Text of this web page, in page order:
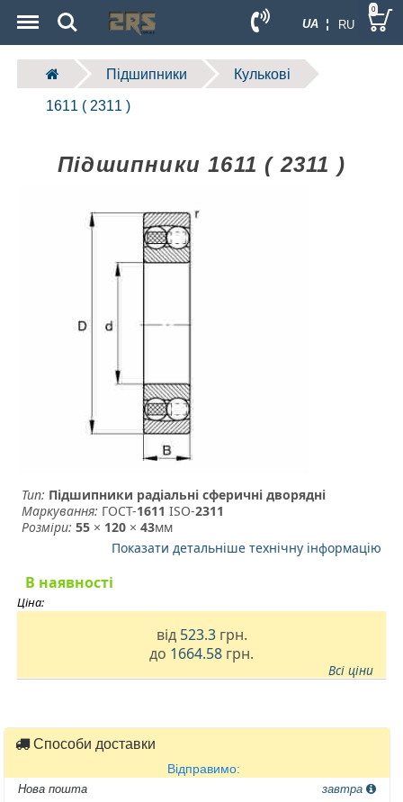
UA ¦ RU
Search 0
Підшипники Кулькові
1611 ( 2311 )
Підшипники 1611 ( 2311 )
Тип: Підшипники радіальні сферичні дворядні
Маркування: ГОСТ-1611 ­ ISO-2311
Розміри: 55 × 120 ×43мм
Показати детальніше технічну інформацію
В наявності
Ціна:
від 523.3 грн.
до 1664.58 грн.
Всі ціни
Способи доставки
Відправимо:
Нова пошта
завтра